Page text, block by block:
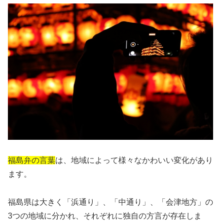
福島弁の言葉は、地域によって様々なかわいい変化があり
ます。
福島県は大きく「浜通り」、「中通り」、「会津地方」の
3つの地域に分かれ、それぞれに独自の方言が存在しま